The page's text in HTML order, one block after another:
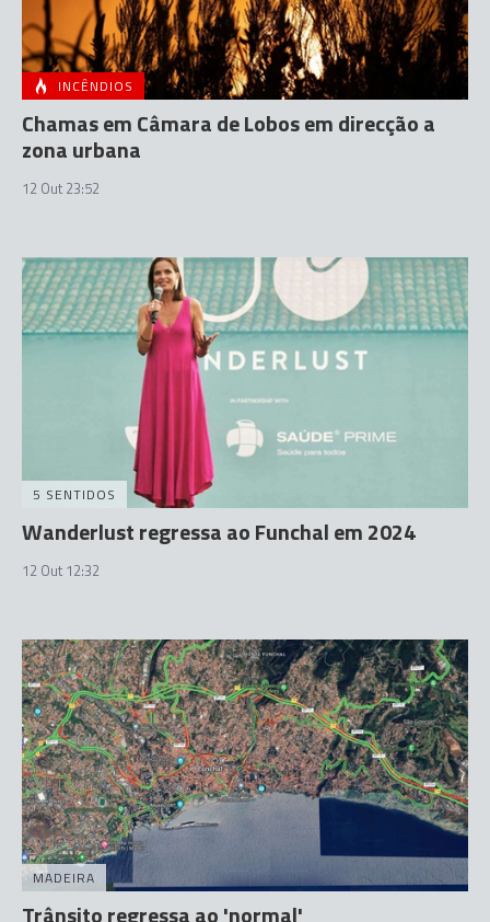
INCÊNDIOS
Chamas em Câmara de Lobos em direcção a
zona urbana
12 Out 23:52
5 SENTIDOS
Wanderlust regressa ao Funchal em 2024
12 Out 12:32
MADEIRA
Trânsito regressa ao 'normal'